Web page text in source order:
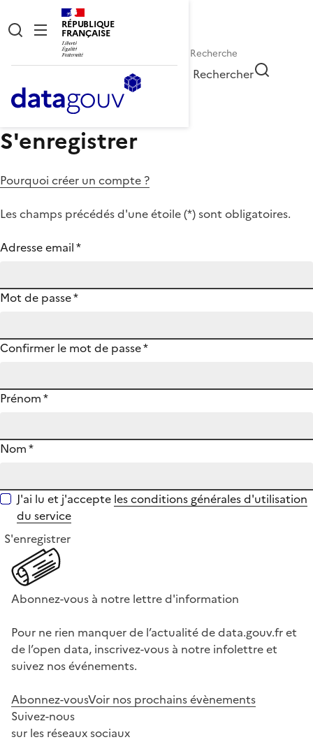
RÉPUBLIQUE
FRANÇAISE
Rechercher
S'enregistrer
Pourquoi créer un compte ?
Les champs précédés d'une étoile (*) sont obligatoires.
Adresse email*
Mot de passe*
Confirmer le mot de passe*
Prénom*
Nom*
J'ai lu et j'accepte les conditions générales d'utilisation
du service
S'enregistrer
Abonnez-vous à notre lettre d'information
Pour ne rien manquer de l’actualité de data.gouv.fr et
de l’open data, inscrivez-vous à notre infolettre et
suivez nos événements.
Abonnez-vousVoir nos prochains évènements
Suivez-nous
sur les réseaux sociaux